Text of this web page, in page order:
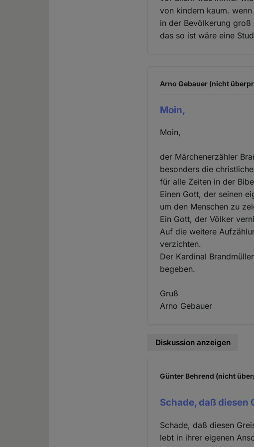
von kindern kaum.
in der Bevölkerung groß
das so ist wäre eine
Arno Gebauer (nicht
Moin,
Moin,
der Märchenerzähler
besonders die
für alle Zeiten in der
Einen Gott, der seinen
um den Menschen zu
Ein Gott, der Völker
Auf die weitere
verzichten.
Der Kardinal
begeben.
Gruß
Arno Gebauer
Diskussion anzeigen
Günter Behrend (nicht
Schade, daß diesen
Schade, daß diesen
lebt in ihrer eigenen